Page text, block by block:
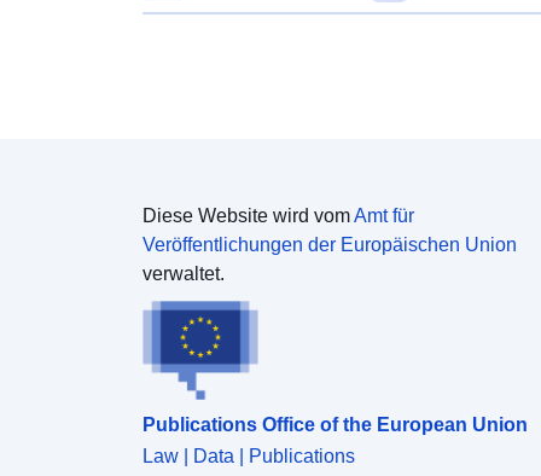
Diese Website wird vomAmt für
Veröffentlichungen der Europäischen Union
verwaltet.
Publications Office of the European Union
Law | Data | Publications